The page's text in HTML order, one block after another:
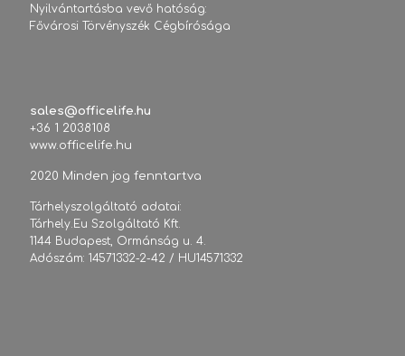
Nyilvántartásba vevő hatóság:
Fővárosi Törvényszék Cégbírósága
sales@officelife.hu
+36 1 2038108
www.officelife.hu
2020 Minden jog fenntartva
Tárhelyszolgáltató adatai:
Tárhely.Eu Szolgáltató Kft.
1144 Budapest, Ormánság u. 4.
Adószám: 14571332-2-42 / HU14571332